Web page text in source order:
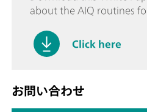
about the AIQ routines
Click here
お問い合わせ